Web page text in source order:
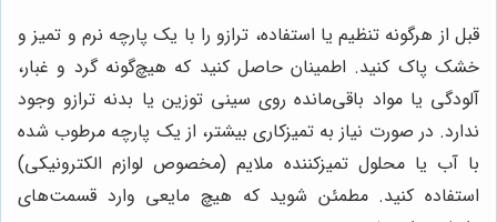
قبل از هرگونه تنظیم یا استفاده، ترازو را با یک پارچه نرم و تمیز و
خشک پاک کنید. اطمینان حاصل کنید که هیچ‌گونه گرد و غبار،
آلودگی یا مواد باقی‌مانده روی سینی توزین یا بدنه ترازو وجود
ندارد. در صورت نیاز به تمیزکاری بیشتر، از یک پارچه مرطوب شده
با آب یا محلول تمیزکننده ملایم (مخصوص لوازم الکترونیکی)
استفاده کنید. مطمئن شوید که هیچ مایعی وارد قسمت‌های